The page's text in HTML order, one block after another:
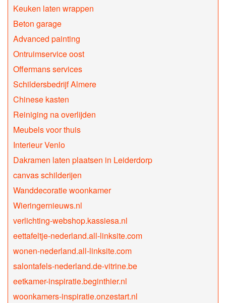
Keuken laten wrappen
Beton garage
Advanced painting
Ontruimservice oost
Offermans services
Schildersbedrijf Almere
Chinese kasten
Reiniging na overlijden
Meubels voor thuis
Interieur Venlo
Dakramen laten plaatsen in Leiderdorp
canvas schilderijen
Wanddecoratie woonkamer
Wieringernieuws.nl
verlichting-webshop.kassiesa.nl
eettafeltje-nederland.all-linksite.com
wonen-nederland.all-linksite.com
salontafels-nederland.de-vitrine.be
eetkamer-inspiratie.beginthier.nl
woonkamers-inspiratie.onzestart.nl